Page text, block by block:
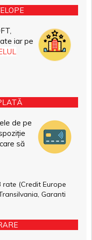
iar pe
de pe
să
rate (Credit Europe
Garanti